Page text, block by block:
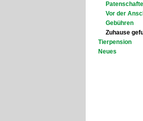
Vor der
Gebühren
Zuhause
Tierpension
Neues